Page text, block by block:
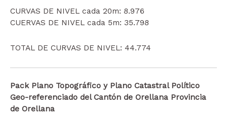
CURVAS DE NIVEL cada 20m: 8.976
CUERVAS DE NIVEL cada 5m: 35.798
TOTAL DE CURVAS DE NIVEL: 44.774
Pack Plano Topográfico y Plano Catastral Político
Geo-referenciado del Cantón de Orellana Provincia
de Orellana